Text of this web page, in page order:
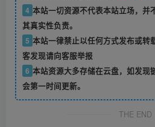
4 本站一切资源不代表本站立场，并
其真实性负责。
5 本站一律禁止以任何方式发布或转
客发现请向客服举报
6 本站资源大多存储在云盘，如发现
会第一时间更新。
THE END